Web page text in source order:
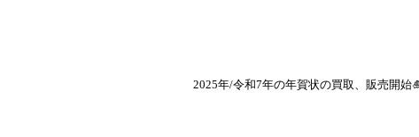
2025年/令和7年の年賀状の買取、販売開始